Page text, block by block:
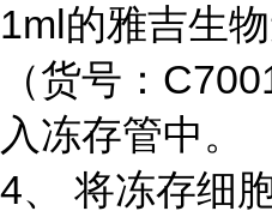
1ml的雅吉生
（货号：
入冻存管中。
4、 将冻存细